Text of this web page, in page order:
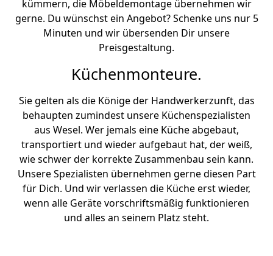
kümmern, die Möbeldemontage übernehmen wir
gerne. Du wünschst ein Angebot? Schenke uns nur 5
Minuten und wir übersenden Dir unsere
Preisgestaltung.
Küchenmonteure.
Sie gelten als die Könige der Handwerkerzunft, das
behaupten zumindest unsere Küchenspezialisten
aus Wesel. Wer jemals eine Küche abgebaut,
transportiert und wieder aufgebaut hat, der weiß,
wie schwer der korrekte Zusammenbau sein kann.
Unsere Spezialisten übernehmen gerne diesen Part
für Dich. Und wir verlassen die Küche erst wieder,
wenn alle Geräte vorschriftsmäßig funktionieren
und alles an seinem Platz steht.